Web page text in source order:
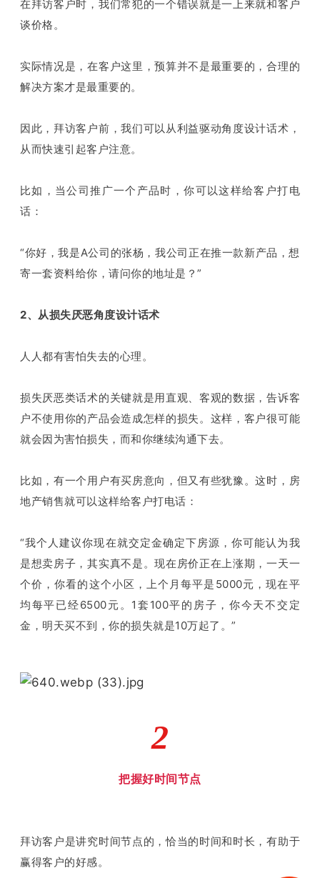
在拜访客户时，我们常犯的一个错误就是一上来就和客户
谈价格。
实际情况是，在客户这里，预算并不是最重要的，合理的
解决方案才是最重要的。
因此，拜访客户前，我们可以从利益驱动角度设计话术，
从而快速引起客户注意。
比如，当公司推广一个产品时，你可以这样给客户打电
话：
“你好，我是A公司的张杨，我公司正在推一款新产品，想
寄一套资料给你，请问你的地址是？”
2、从损失厌恶角度设计话术
人人都有害怕失去的心理。
损失厌恶类话术的关键就是用直观、客观的数据，告诉客
户不使用你的产品会造成怎样的损失。这样，客户很可能
就会因为害怕损失，而和你继续沟通下去。
比如，有一个用户有买房意向，但又有些犹豫。这时，房
地产销售就可以这样给客户打电话：
“我个人建议你现在就交定金确定下房源，你可能认为我
是想卖房子，其实真不是。现在房价正在上涨期，一天一
个价，你看的这个小区，上个月每平是5000元，现在平
均每平已经6500元。1套100平的房子，你今天不交定
金，明天买不到，你的损失就是10万起了。”
2
把握好时间节点
拜访客户是讲究时间节点的，恰当的时间和时长，有助于
赢得客户的好感。